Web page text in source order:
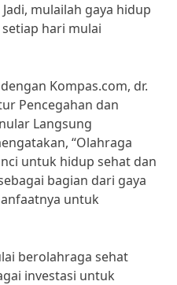
mulailah gaya hidup
hari mulai
Kompas.com, dr.
Pencegahan dan
Langsung
“Olahraga
untuk hidup sehat dan
bagian dari gaya
untuk
berolahraga sehat
investasi untuk